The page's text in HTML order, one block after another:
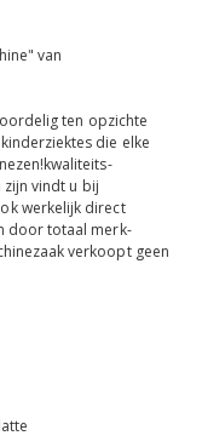
van
ten opzichte
die elke
vindt u bij
werkelijk direct
door totaal merk-
verkoopt geen